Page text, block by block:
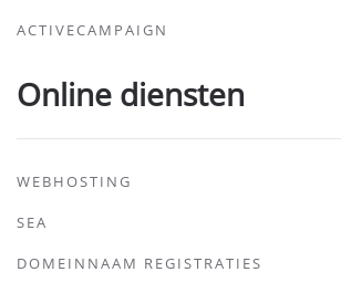
ACTIVECAMPAIGN
Online diensten
WEBHOSTING
SEA
DOMEINNAAM REGISTRATIES